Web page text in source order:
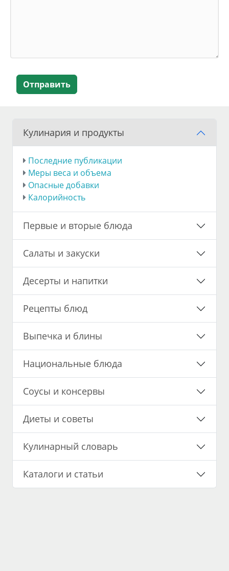
Отправить
Кулинария и продукты
Последние публикации
Меры веса и объема
Опасные добавки
Калорийность
Первые и вторые блюда
Салаты и закуски
Десерты и напитки
Рецепты блюд
Выпечка и блины
Национальные блюда
Соусы и консервы
Диеты и советы
Кулинарный словарь
Каталоги и статьи